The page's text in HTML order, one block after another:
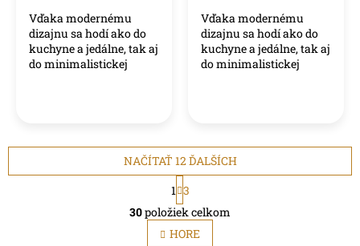
Vďaka modernému
dizajnu sa hodí ako do
kuchyne a jedálne, tak aj
do minimalistickej
Vďaka modernému
dizajnu sa hodí ako do
kuchyne a jedálne, tak aj
do minimalistickej
O
v
l
NAČÍTAŤ 12 ĎALŠÍCH
S
t
r
á
n
1 3
30položiek celkom
HORE